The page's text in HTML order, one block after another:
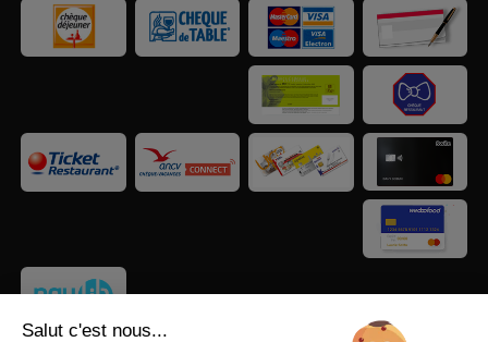
Salut c'est nous...